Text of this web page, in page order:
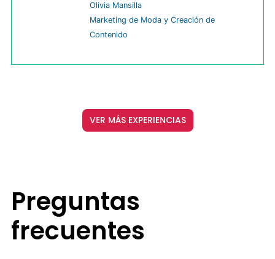
Olivia Mansilla
Marketing de Moda y Creación de
Contenido
VER MÁS EXPERIENCIAS
Preguntas
frecuentes